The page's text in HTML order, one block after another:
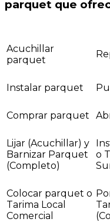
parquet que
Acuchillar
parquet
Instalar parquet
Comprar parquet
Lijar (Acuchillar) y
Barnizar Parquet
(Completo)
o
Colocar parquet o
Tarima Local
Comercial